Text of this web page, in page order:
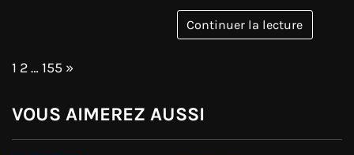
Continuer la lecture
Page:
1 2…155 Next
»
VOUS AIMEREZ AUSSI